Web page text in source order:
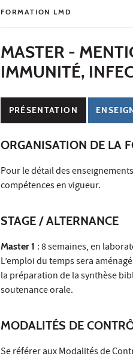
FORMATION LMD
MASTER -
IMMUNITÉ,
PRÉSENTATION
ORGANISATION DE LA
Pour le détail des
compétences en vigueur.
STAGE / ALTERNANCE
Master 1 : 8 semaines, en
L’emploi du temps sera
la préparation de la synthèse
soutenance orale.
MODALITÉS DE
Se référer aux Modalités de